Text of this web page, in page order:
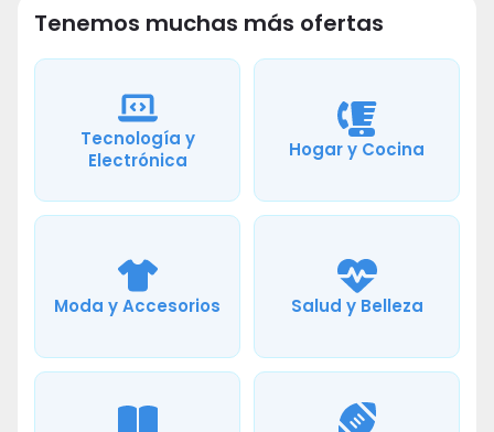
Tenemos muchas más ofertas
Tecnología y
Electrónica
Hogar y Cocina
Moda y Accesorios Salud y Belleza